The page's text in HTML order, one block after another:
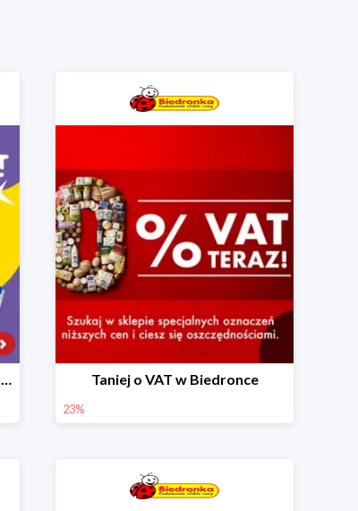
Skompletuj wyprawkę szkolną z Biedronką od 4,99 zł Taniej o VAT w Biedronce
23%